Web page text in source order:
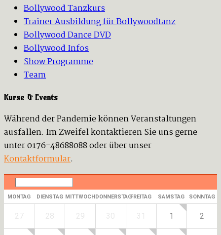
Bollywood Tanzkurs
Trainer Ausbildung für Bollywoodtanz
Bollywood Dance DVD
Bollywood Infos
Show Programme
Team
Kurse & Events
Während der Pandemie können Veranstaltungen
ausfallen. Im Zweifel kontaktieren Sie uns gerne
unter 0176-48688088 oder über unser
Kontaktformular.
MONTAG DIENSTAG MITTWOCH DONNERSTAGFREITAG SAMSTAG SONNTAG
1 2